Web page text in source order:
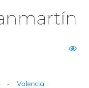
- Valencia